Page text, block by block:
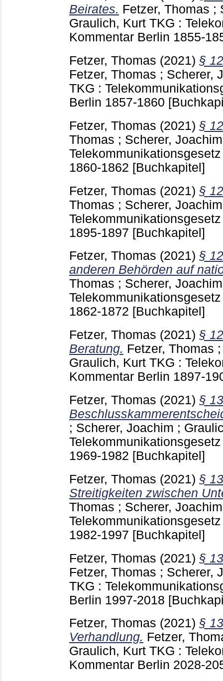
Beirates. Fetzer, Thomas ;
Graulich, Kurt TKG :
Kommentar Berlin 1855-
Fetzer, Thomas (2021) §
Fetzer, Thomas ; Scherer,
TKG :
Berlin 1857-1860
Fetzer, Thomas (2021) §
Thomas ; Scherer, Joachim
1860-1862 [Buchkapitel]
Fetzer, Thomas (2021) §
Thomas ; Scherer, Joachim
1895-1897 [Buchkapitel]
Fetzer, Thomas (2021)§
anderen Behörden auf
Thomas ; Scherer, Joachim
1862-1872 [Buchkapitel]
Fetzer, Thomas (2021) §
Beratung. Fetzer, Thomas
Graulich, Kurt TKG :
Kommentar Berlin 1897-
Fetzer, Thomas (2021) §
; Scherer, Joachim ;
1969-1982 [Buchkapitel]
Fetzer, Thomas (2021) §
Streitigkeiten zwischen
Thomas ; Scherer, Joachim
1982-1997 [Buchkapitel]
Fetzer, Thomas (2021) §
Fetzer, Thomas ; Scherer,
TKG :
Berlin 1997-2018
Fetzer, Thomas (2021)§
Verhandlung. Fetzer,
Graulich, Kurt TKG :
Kommentar Berlin 2028-